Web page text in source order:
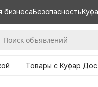
бизнесаБезопасность
Товары с Куфар